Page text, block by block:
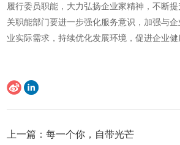
履行委员职能，大力弘扬企业家精神，不断
关职能部门要进一步强化服务意识，加强与
业实际需求，持续优化发展环境，促进企业健
上一篇：每一个你，自带光芒